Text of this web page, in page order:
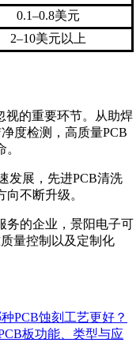
0.1–0.8美元
2–10美元以上
视的重要环节。从助焊
度检测，高质量PCB
发展，先进PCB清洗
不断升级。
务的企业，景阳电子可
量控制以及定制化
PCB蚀刻工艺更好？
板功能、类型与应